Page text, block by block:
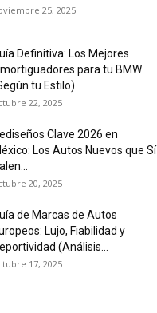
25, 2025
Definitiva: Los Mejores
para tu BMW
tu Estilo)
22, 2025
Clave 2026 en
Los Autos Nuevos que Sí
20, 2025
de Marcas de Autos
Lujo, Fiabilidad y
(Análisis...
17, 2025